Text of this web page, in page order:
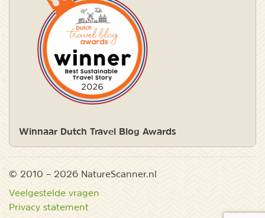
Winnaar Dutch Travel Blog Awards
© 2010 – 2026 NatureScanner.nl
Veelgestelde vragen
Privacy statement